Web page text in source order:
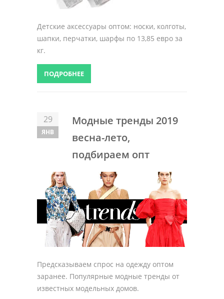
Детские аксессуары оптом: носки, колготы,
шапки, перчатки, шарфы по 13,85 евро за
кг.
ПОДРОБНЕЕ
29
ЯНВ
Модные тренды 2019
весна-лето,
подбираем опт
Предсказываем спрос на одежду оптом
заранее. Популярные модные тренды от
известных модельных домов.